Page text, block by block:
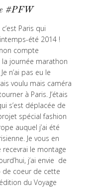
#PFW
Paris qui
été 2014 !
compte
la journée marathon
n’ai pas eu le
voulu mais caméra
à Paris. J’étais
s’est déplacée de
spécial fashion
auquel j’ai été
Je vous en
le montage
j’ai envie de
de coeur de cette
du Voyage